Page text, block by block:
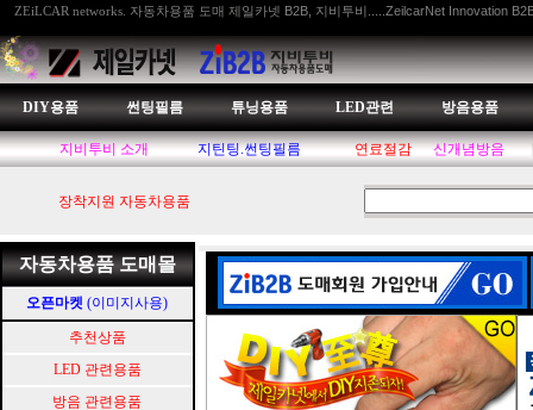
ZEiLCAR networks. 자동차용품 도매 제일카넷 B2B, 지비투비.....ZeilcarNet Innovation
DIY용품 썬팅필름 튜닝용품 LED관련 방음용품
지비투비 소개 지틴팅.썬팅필름 연료절감 신개념방음
장착지원 자동차용품
자동차용품 도매몰
오픈마켓 (이미지사용)
추천상품
LED 관련용품
방음 관련용품